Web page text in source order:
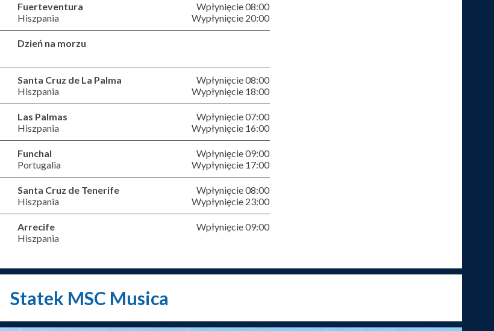
Fuerteventura
Hiszpania
Wpłynięcie 08:00
Wypłynięcie 20:00
Dzień na morzu
Santa Cruz de La Palma
Hiszpania
Wpłynięcie 08:00
Wypłynięcie 18:00
Las Palmas
Hiszpania
Wpłynięcie 07:00
Wypłynięcie 16:00
Funchal
Portugalia
Wpłynięcie 09:00
Wypłynięcie 17:00
Santa Cruz de Tenerife
Hiszpania
Wpłynięcie 08:00
Wypłynięcie 23:00
Arrecife
Hiszpania
Wpłynięcie 09:00
Statek MSC Musica